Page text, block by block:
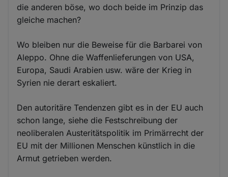
die anderen böse, wo doch beide im Prinzip das
gleiche machen?
Wo bleiben nur die Beweise für die Barbarei von
Aleppo. Ohne die Waffenlieferungen von USA,
Europa, Saudi Arabien usw. wäre der Krieg in
Syrien nie derart eskaliert.
Den autoritäre Tendenzen gibt es in der EU auch
schon lange, siehe die Festschreibung der
neoliberalen Austeritätspolitik im Primärrecht der
EU mit der Millionen Menschen künstlich in die
Armut getrieben werden.